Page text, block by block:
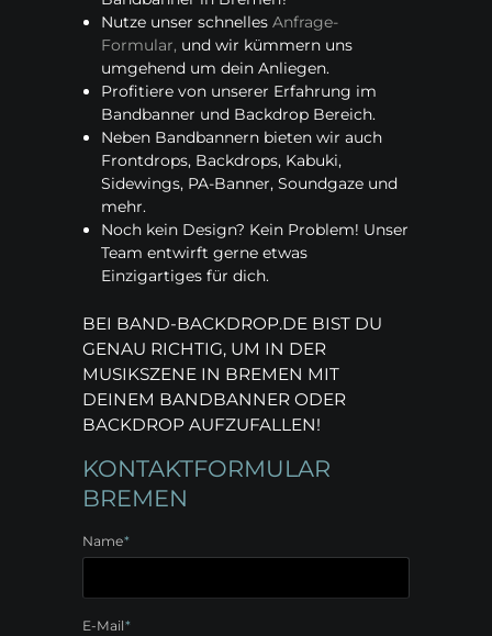
Nutze unser schnellesAnfrage-
Formular, und wir kümmern uns
umgehend um dein Anliegen.
Profitiere von unserer Erfahrung im
Bandbanner und Backdrop Bereich.
Neben Bandbannern bieten wir auch
Frontdrops, Backdrops, Kabuki,
Sidewings, PA-Banner, Soundgaze und
mehr.
Noch kein Design? Kein Problem! Unser
Team entwirft gerne etwas
Einzigartiges für dich.
BEI BAND-BACKDROP.DE BIST DU
GENAU RICHTIG, UM IN DER
MUSIKSZENE IN BREMEN MIT
DEINEM BANDBANNER ODER
BACKDROP AUFZUFALLEN!
KONTAKTFORMULAR
BREMEN
Pflichtfeld
Name*
Pflichtfeld
E-Mail*